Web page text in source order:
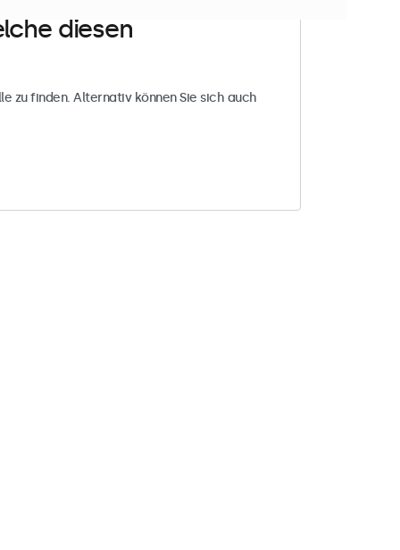
diesen
zu finden. Alternativ können Sie sich auch